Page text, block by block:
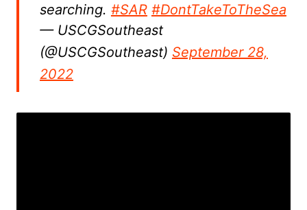
searching. #SAR #DontTakeToTheSea
— USCGSoutheast
(@USCGSoutheast) September 28,
2022